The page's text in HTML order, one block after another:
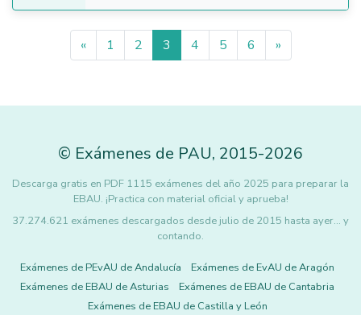
« 1 2 3 4 5 6 »
© Exámenes de PAU, 2015-2026
Descarga gratis en PDF 1115 exámenes del año 2025 para preparar la
EBAU. ¡Practica con material oficial y aprueba!
37.274.621 exámenes descargados desde julio de 2015 hasta ayer... y
contando.
Exámenes de PEvAU de Andalucía
Exámenes de EvAU de Aragón
Exámenes de EBAU de Asturias
Exámenes de EBAU de Cantabria
Exámenes de EBAU de Castilla y León